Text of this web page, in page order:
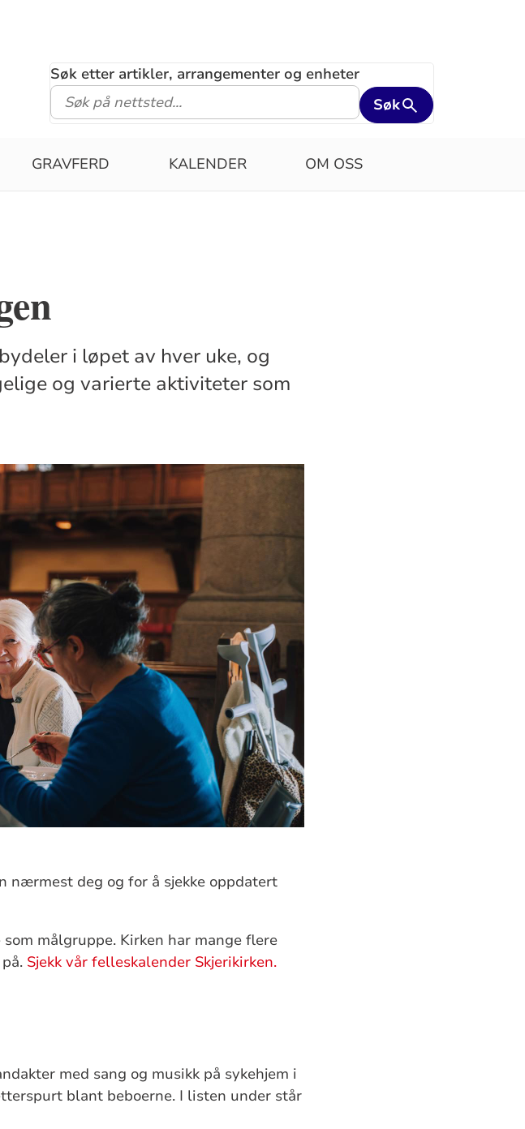
Søk etter artikler, arrangementer og enheter
Søk
GRAVFERD KALENDER OM OSS
i løpet av hver uke, og
og varierte aktiviteter som
nærmest deg og for å sjekke oppdatert
målgruppe. Kirken har mange flere
Sjekk vår felleskalender Skjerikirken.
med sang og musikk på sykehjem i
blant beboerne. I listen under står